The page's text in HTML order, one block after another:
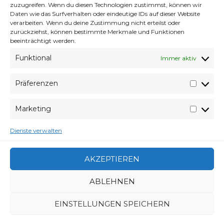
zuzugreifen. Wenn du diesen Technologien zustimmst, können wir
Daten wie das Surfverhalten oder eindeutige IDs auf dieser Website
verarbeiten. Wenn du deine Zustimmung nicht erteilst oder
zurückziehst, können bestimmte Merkmale und Funktionen
beeinträchtigt werden.
Funktional Immer aktiv
Präferenzen
Marketing
Dienste verwalten
AKZEPTIEREN
ABLEHNEN
EINSTELLUNGEN SPEICHERN
BOOBS, FRAUEN
CATEGORIES
FUNDSACHEN ,GEDANKENMARMELADE,KOPFKINO